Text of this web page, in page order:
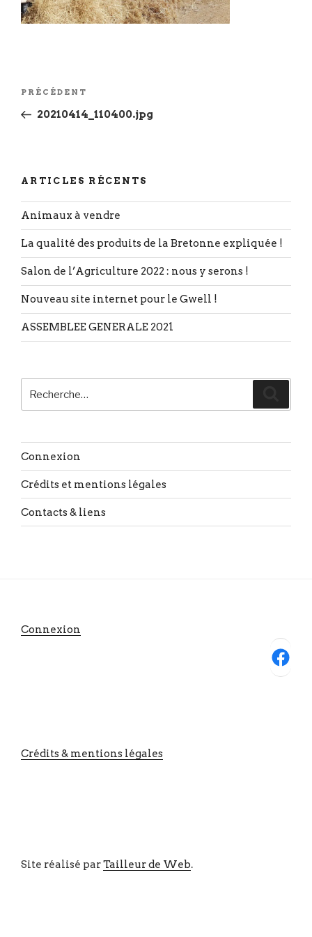
Navigation
l’article
Article
précédent
PRÉCÉDENT
20210414_110400.jpg
ARTICLES RÉCENTS
Animaux à vendre
La qualité des produits de la Bretonne expliquée !
Salon de l’Agriculture 2022 : nous y serons !
Nouveau site internet pour le Gwell !
ASSEMBLEE GENERALE 2021
pour
Connexion
Crédits et mentions légales
Contacts & liens
Connexion
Facebook
Crédits & mentions légales
Site réalisé parTailleur de Web.